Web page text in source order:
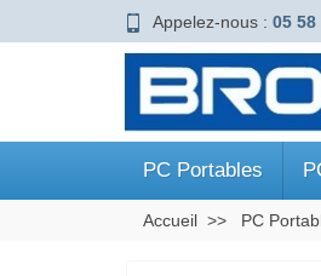
Appelez-nous : 05 58
PC Portables
Accueil PC